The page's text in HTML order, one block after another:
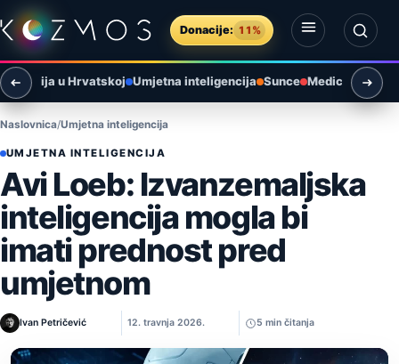
Preskoči na sadržaj
Donacije: 11%
Otvori izbornik
Otvori pretragu
u Hrvatskoj Umjetna inteligencija Sunce Medicina
Naslovnica Umjetna inteligencija
UMJETNA INTELIGENCIJA
Avi Loeb: Izvanzemaljska
inteligencija mogla bi
imati prednost pred
umjetnom
Ivan Petričević 12. travnja 2026. 5 min čitanja